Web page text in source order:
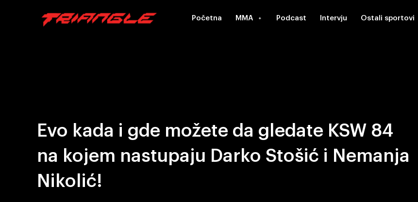
Početna MMA Podcast Intervju Ostali sportovi
Evo kada i gde možete da gledate KSW 84
na kojem nastupaju Darko Stošić i Nemanja
Nikolić!